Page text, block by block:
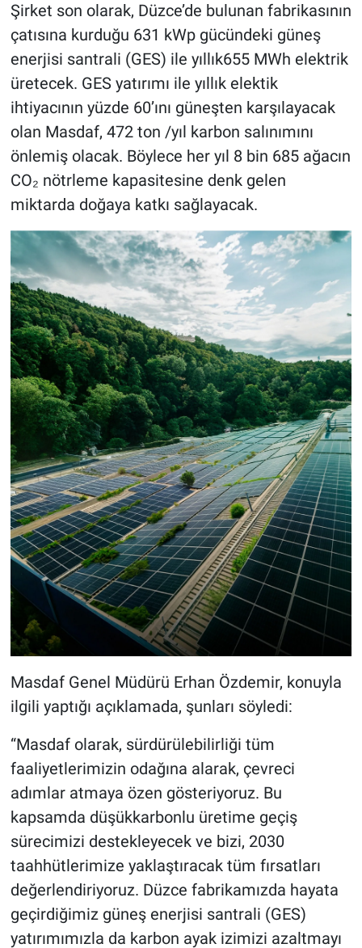
Şirket son olarak, Düzce’de bulunan fabrikasının
çatısına kurduğu 631 kWp gücündeki güneş
enerjisi santrali (GES) ile yıllık655 MWh elektrik
üretecek. GES yatırımı ile yıllık elektik
ihtiyacının yüzde 60’ını güneşten karşılayacak
olan Masdaf, 472 ton /yıl karbon salınımını
önlemiş olacak. Böylece her yıl 8 bin 685 ağacın
CO₂ nötrleme kapasitesine denk gelen
miktarda doğaya katkı sağlayacak.
Masdaf Genel Müdürü Erhan Özdemir, konuyla
ilgili yaptığı açıklamada, şunları söyledi:
“Masdaf olarak, sürdürülebilirliği tüm
faaliyetlerimizin odağına alarak, çevreci
adımlar atmaya özen gösteriyoruz. Bu
kapsamda düşükkarbonlu üretime geçiş
sürecimizi destekleyecek ve bizi, 2030
taahhütlerimize yaklaştıracak tüm fırsatları
değerlendiriyoruz. Düzce fabrikamızda hayata
geçirdiğimiz güneş enerjisi santrali (GES)
yatırımımızla da karbon ayak izimizi azaltmayı